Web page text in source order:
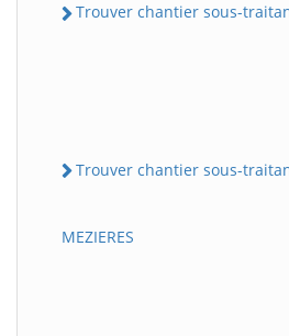
Trouver chantier sous-
Trouver chantier sous-
MEZIERES